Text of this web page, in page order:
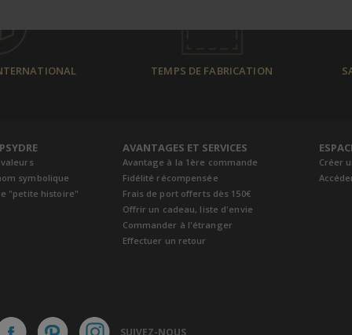
TEMPS DE FABRICATION
valeurs
symbolique
"petite histoire"
AVANTAGES ET SERVICES
Avantage à la 1ère commande
Fidélité récompensée
Frais de port offerts dès 150€
Offrir un cadeau, liste d'envie
Commander à l'étranger
Effectuer un retour
Créer
SUIVEZ-NOUS